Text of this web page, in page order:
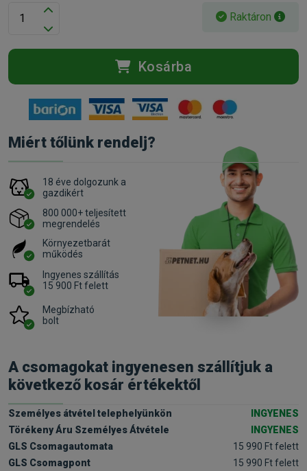
Raktáron
Kosárba
Miért tőlünk rendelj?
18 éve dolgozunk a
gazdikért
800 000+ teljesített
megrendelés
Környezetbarát
működés
Ingyenes szállítás
15 900 Ft felett
Megbízható
bolt
A csomagokat ingyenesen szállítjuk a
következő kosár értékektől
Személyes átvétel telephelyünkön
INGYENES
Törékeny Áru Személyes Átvétele
INGYENES
GLS Csomagautomata
15 990 Ft felett
GLS Csomagpont
15 990 Ft felett